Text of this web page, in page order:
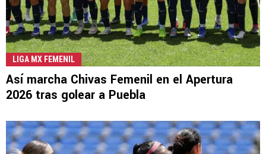
LIGA MX FEMENIL
Así marcha Chivas Femenil en el Apertura
2026 tras golear a Puebla